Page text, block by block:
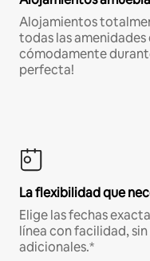
Alojamientos
todas las
cómodamente
perfecta!
La flexibilidad que
Elige las fechas
línea con facilidad,
adicionales.*